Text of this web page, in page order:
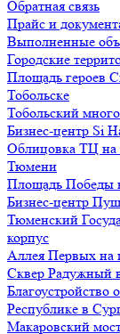
Обратная связь
Прайс и
Выполненные
Городские
Площадь героев
Тобольске
Тобольский
Бизнес-центр Si
Облицовка ТЦ на
Тюмени
Площадь Победы
Бизнес-центр
Тюменский
корпус
Аллея Первых на
Сквер Радужный
Благоустройство
Республике в
Макаровский